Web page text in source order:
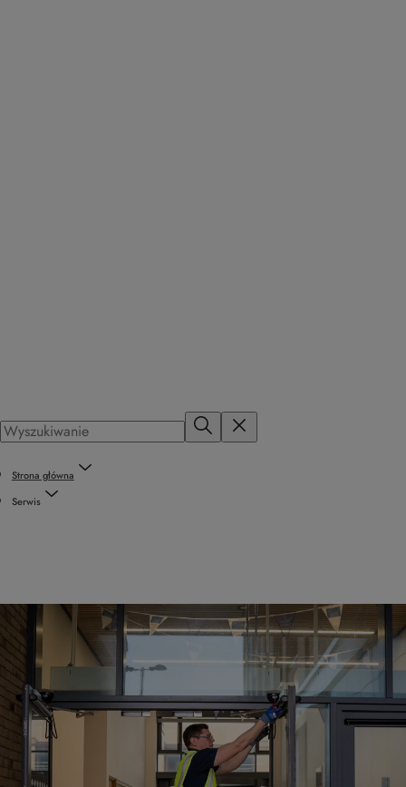
Strona główna
Serwis